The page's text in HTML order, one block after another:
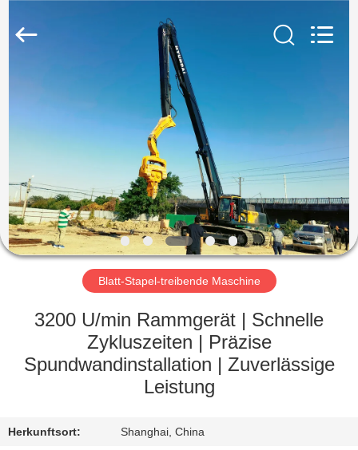
HAUS
PRODUKTE
VR-
SHOW
ÜBER
FABRIK-
AUSFLUG
Ltd..
Blatt-Stapel-treibende Maschine
3200 U/min Rammgerät | Schnelle
Zykluszeiten | Präzise
Spundwandinstallation | Zuverlässige
Leistung
Herkunftsort: Shanghai, China